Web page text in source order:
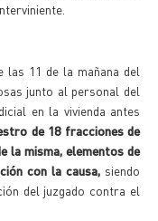
11 de la mañana del
junto al personal del
en la vivienda antes
de 18 fracciones de
la misma, elementos de
con la causa,siendo
del juzgado contra el